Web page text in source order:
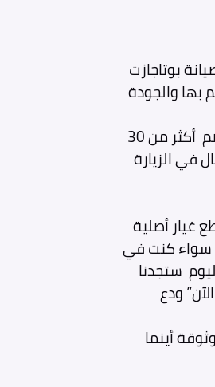
بوتاجازت
بها والجودة
كذلك نلتزم بإعادة بوتجازك كالجديد في أقصر وقت ممكن. فريقنا الذي يضم أكثر من 30
يحل 97% من الأعطال في الزيارة
غيار أصلية
سواء كنت في
ستجدنا
ودع
أينما